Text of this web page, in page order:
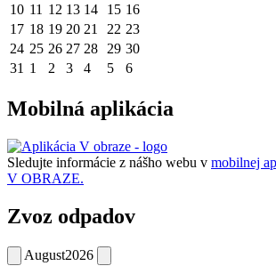
10 11 12 13 14 15 16
17 18 19 20 21 22 23
24 25 26 27 28 29 30
31 1 2 3 4 5 6
Mobilná aplikácia
Sledujte informácie z nášho webu v mobilnej
V OBRAZE.
Zvoz odpadov
August2026